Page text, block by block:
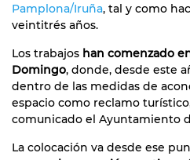
Pamplona/Iruña, tal y como
veintitrés años.
Los trabajos han comenzado
Domingo, donde, desde este
dentro de las medidas de
espacio como reclamo
comunicado el Ayuntamiento
La colocación va desde ese